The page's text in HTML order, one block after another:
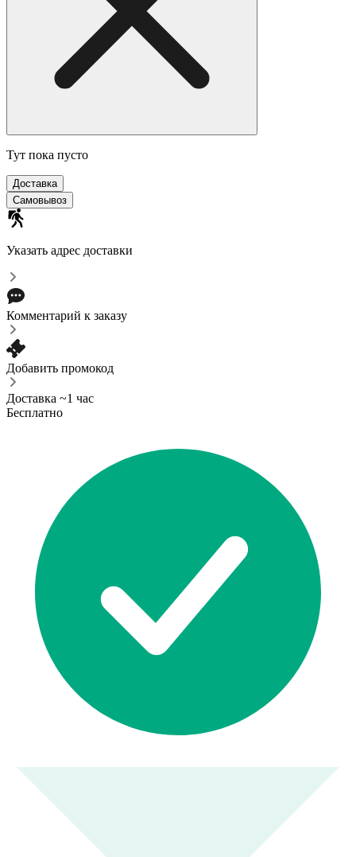
Тут пока пусто
Доставка
Самовывоз
Указать адрес доставки
Комментарий к заказу
Добавить промокод
Доставка ~1 час
Бесплатно